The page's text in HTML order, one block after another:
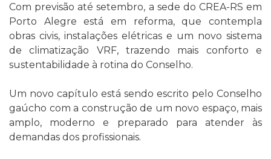
Com previsão até setembro, a sede do CREA-RS em
Porto Alegre está em reforma, que contempla
obras civis, instalações elétricas e um novo sistema
de climatização VRF, trazendo mais conforto e
sustentabilidade à rotina do Conselho.
Um novo capítulo está sendo escrito pelo Conselho
gaúcho com a construção de um novo espaço, mais
amplo, moderno e preparado para atender às
demandas dos profissionais.